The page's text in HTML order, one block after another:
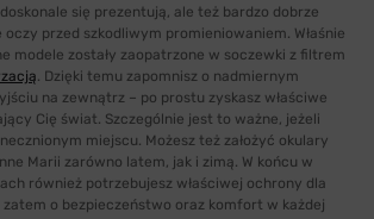
się prezentują, ale też bardzo dobrze
oczy przed szkodliwym promieniowaniem. Właśnie
modele zostały zaopatrzone w soczewki z filtrem
. Dzięki temu zapomnisz o nadmiernym
na zewnątrz – po prostu zyskasz właściwe
Cię świat. Szczególnie jest to ważne, jeżeli
miejscu. Możesz też założyć okulary
Marii zarówno latem, jak i zimą. W końcu w
również potrzebujesz właściwej ochrony dla
zatem o bezpieczeństwo oraz komfort w każdej